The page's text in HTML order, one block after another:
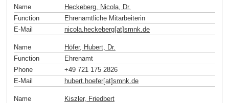
Name
Heckeberg, Nicola, Dr.
Function
Ehrenamtliche Mitarbeiterin
E-Mail
nicola.heckeberg[at]smnk.de
Name
Höfer, Hubert, Dr.
Function
Ehrenamt
Phone
+49 721 175 2826
E-Mail
hubert.hoefer[at]smnk.de
Name
Kiszler, Friedbert